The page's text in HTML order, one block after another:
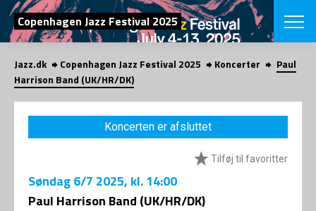
SØG
Copenhagen Jazz Festival 2025
English
VÆLG
VINTERJAZZ
Temaer
LOCATIONS
Jazz.dk Copenhagen Jazz Festival 2025 Koncerter
Paul
Harrison Band (UK/HR/DK)
Koncerten er afsluttet
Tilføj til favoritter
Søndag6/7 2025, kl. 14:00
Paul Harrison Band (UK/HR/DK)